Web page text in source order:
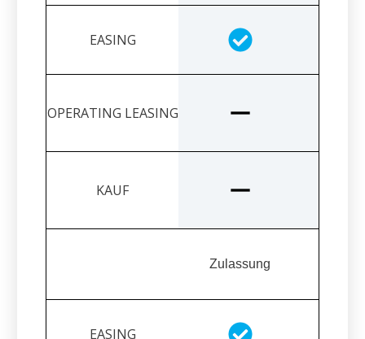
Zulassung